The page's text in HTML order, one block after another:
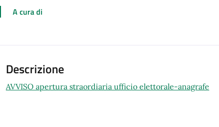
A cura di
Descrizione
AVVISO apertura straordiaria ufficio elettorale-anagrafe